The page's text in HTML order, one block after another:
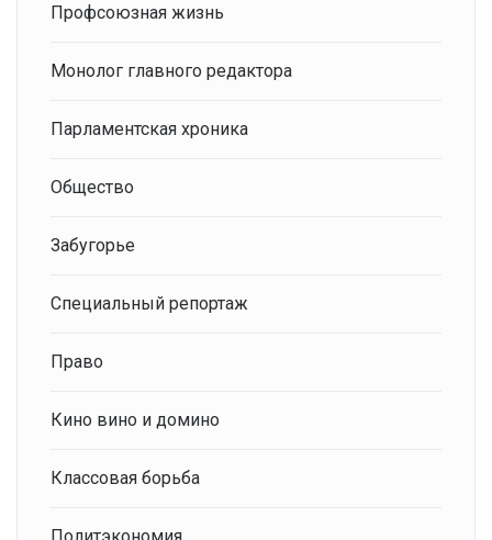
Профсоюзная жизнь
Монолог главного редактора
Парламентская хроника
Общество
Забугорье
Специальный репортаж
Право
Кино вино и домино
Классовая борьба